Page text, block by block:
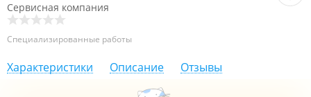
Сервисная компания
Специализированные работы
Характеристики Описание Отзывы